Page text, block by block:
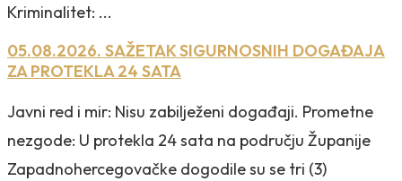
Kriminalitet: ...
05.08.2026. SAŽETAK SIGURNOSNIH DOGAĐAJA
ZA PROTEKLA 24 SATA
Javni red i mir: Nisu zabilježeni događaji. Prometne
nezgode: U protekla 24 sata na području Županije
Zapadnohercegovačke dogodile su se tri (3)